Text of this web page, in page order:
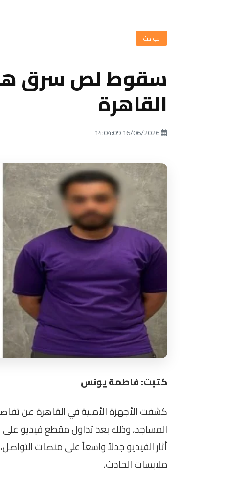
حوادث
سقوط لص سرق
القاهرة
كتبت: فاطمة يونس
كشفت الأجهزة الأمنية في القاهرة عن
المساجد، وذلك بعد تداول مقطع فيديو
أثار الفيديو جدلاً واسعاً على منصات
ملابسات الحادث.